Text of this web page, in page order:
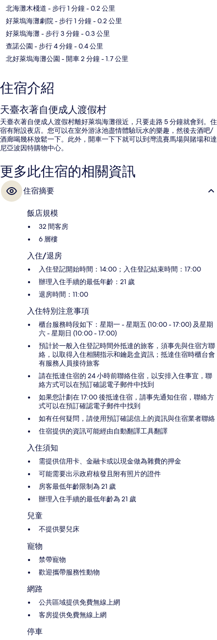
北海灘木棧道 - 步行 1 分鐘- 0.2 公里
好萊塢海灘劇院- 步行 1 分鐘- 0.2 公里
好萊塢海灘- 步行 3 分鐘- 0.3 公里
查諾公園 - 步行 4 分鐘- 0.4 公里
北好萊塢海灘公園 - 開車 2 分鐘- 1.7 公里
住宿介紹
天臺衣著自便成人渡假村
天臺衣著自便成人渡假村離好萊塢海灘很近，只要走路 5 分鐘就會到。住
宿有附設夜店。您可以在室外游泳池盡情體驗玩水的樂趣，然後去酒吧/
酒廊喝幾杯放鬆一下。此外，開車一下下就可以到灣流賽馬場與賭場和達
尼亞波因特購物中心。
更多此住宿的相關資訊
住宿摘要
飯店規模
32 間客房
6 層樓
入住/退房
入住登記開始時間：14:00；入住登記結束時間：17:00
辦理入住手續的最低年齡：21 歲
退房時間：11:00
入住特別注意事項
櫃台服務時段如下：星期一 - 星期五 (10:00 - 17:00) 及星期
六 - 星期日 (10:00 - 17:00)
預計於一般入住登記時間外抵達的旅客，須事先與住宿方聯
絡，以取得入住相關指示和鑰匙盒資訊；抵達住宿時櫃台會
有服務人員接待旅客
請在抵達住宿的 24 小時前聯絡住宿，以安排入住事宜，聯
絡方式可以在預訂確認電子郵件中找到
如果您計劃在 17:00 後抵達住宿，請事先通知住宿，聯絡方
式可以在預訂確認電子郵件中找到
如有任何疑問，請使用預訂確認信上的資訊與住宿業者聯絡
住宿提供的資訊可能經由自動翻譯工具翻譯
入住須知
需提供信用卡、金融卡或以現金做為雜費的押金
可能需要出示政府核發且附有照片的證件
房客最低年齡限制為 21 歲
辦理入住手續的最低年齡為 21 歲
兒童
不提供嬰兒床
寵物
禁帶寵物
歡迎攜帶服務性動物
網路
公共區域提供免費無線上網
客房提供免費無線上網
停車